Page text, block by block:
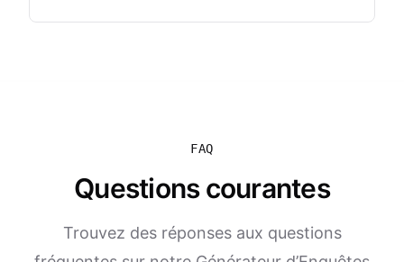
FAQ
Questions courantes
Trouvez des réponses aux questions